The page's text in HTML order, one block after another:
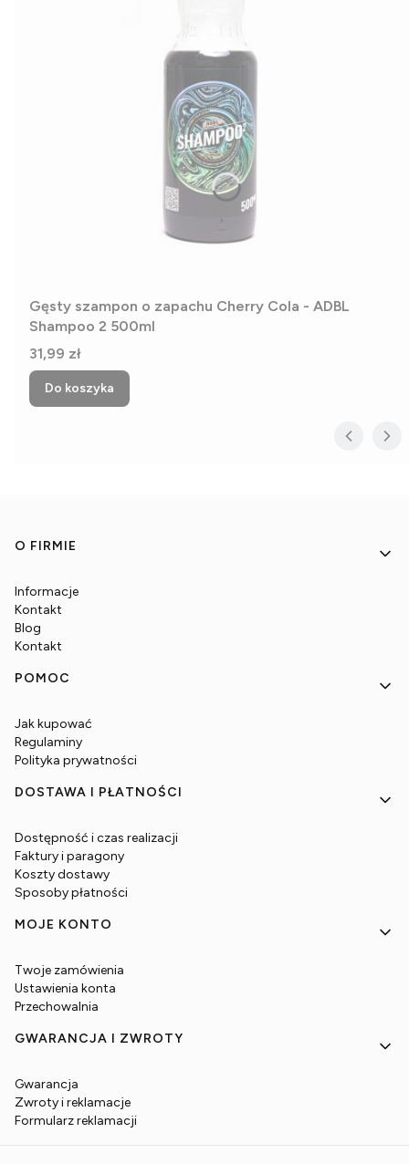
Gęsty szampon o zapachu Cherry Cola - ADBL
Shampoo 2 500ml
Cena
31,99 zł
Do koszyka
Linki w stopce
O FIRMIE
Informacje
Kontakt
Blog
Kontakt
POMOC
Jak kupować
Regulaminy
Polityka prywatności
DOSTAWA I PŁATNOŚCI
Dostępność i czas realizacji
Faktury i paragony
Koszty dostawy
Sposoby płatności
MOJE KONTO
Twoje zamówienia
Ustawienia konta
Przechowalnia
GWARANCJA I ZWROTY
Gwarancja
Zwroty i reklamacje
Formularz reklamacji